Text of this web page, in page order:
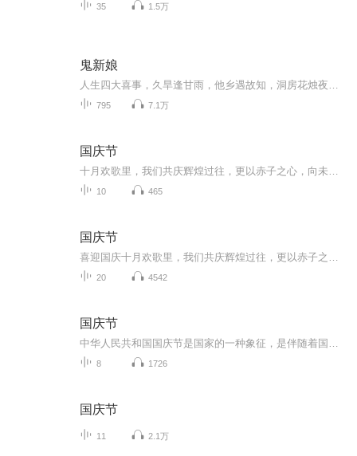
35 1.5万
鬼新娘
795 7.1万
国庆节
10 465
国庆节
20 4542
国庆节
8 1726
国庆节
11 2.1万